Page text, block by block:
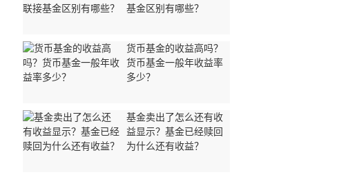
基金区别有哪些？
货币基金的收益高吗？
货币基金一般年收益率
多少？
基金卖出了怎么还有收
益显示？基金已经赎回
为什么还有收益？